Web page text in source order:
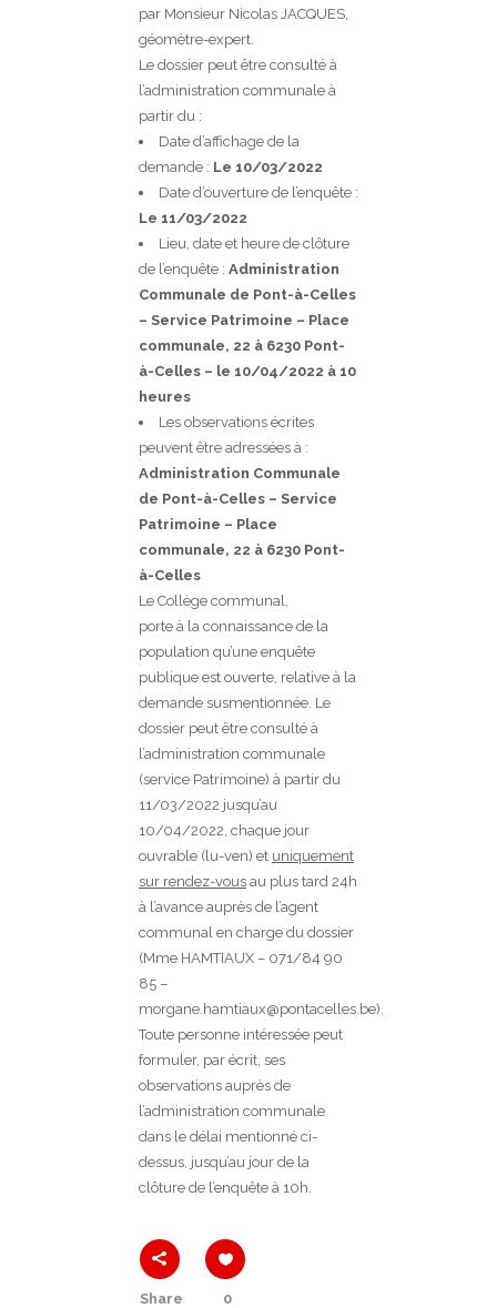
par Monsieur Nicolas JACQUES,
géomètre-expert.
Le dossier peut être consulté à
l’administration communale à
partir du :
Date d’affichage de la
demande : Le 10/03/2022
Date d’ouverture de l’enquête :
Le 11/03/2022
Lieu, date et heure de clôture
de l’enquête : Administration
Communale de Pont-à-Celles
– Service Patrimoine – Place
communale, 22 à 6230 Pont-
à-Celles – le 10/04/2022 à 10
heures
Les observations écrites
peuvent être adressées à :
Administration Communale
de Pont-à-Celles – Service
Patrimoine – Place
communale, 22 à 6230 Pont-
à-Celles
Le Collège communal,
porte à la connaissance de la
population qu’une enquête
publique est ouverte, relative à la
demande susmentionnée. Le
dossier peut être consulté à
l’administration communale
(service Patrimoine) à partir du
11/03/2022 jusqu’au
10/04/2022, chaque jour
ouvrable (lu-ven) et uniquement
sur rendez-vous au plus tard 24h
à l’avance auprès de l’agent
communal en charge du dossier
(Mme HAMTIAUX – 071/84 90
85 –
morgane.hamtiaux@pontacelles.be).
Toute personne intéressée peut
formuler, par écrit, ses
observations auprès de
l’administration communale
dans le délai mentionné ci-
dessus, jusqu’au jour de la
clôture de l’enquête à 10h.
Share 0